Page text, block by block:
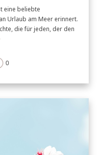
eine beliebte
Urlaub am Meer erinnert.
die für jeden, der den
0